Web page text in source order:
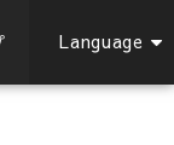
Language